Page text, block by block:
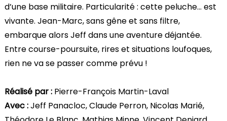
d’une base militaire. Particularité : cette peluche... est
vivante. Jean-Marc, sans gêne et sans filtre,
embarque alors Jeff dans une aventure déjantée.
Entre course-poursuite, rires et situations loufoques,
rien ne va se passer comme prévu !
Réalisé par : Pierre-François Martin-Laval
Avec :Jeff Panacloc, Claude Perron, Nicolas Marié,